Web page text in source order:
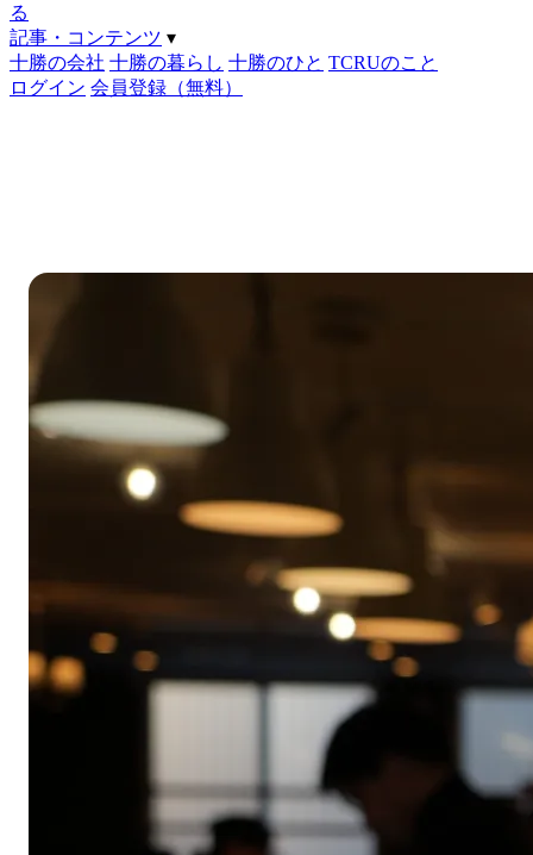
る
記事・コンテンツ ▾
十勝の会社 十勝の暮らし 十勝のひと TCRUのこと
ログイン 会員登録（無料）